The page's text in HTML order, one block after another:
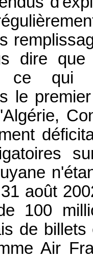
dire que
ce qui
le
août
100
de
Air